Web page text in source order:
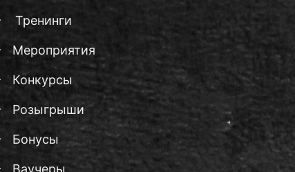
Тренинги
Мероприятия
Конкурсы
Розыгрыши
Бонусы
Ваучеры